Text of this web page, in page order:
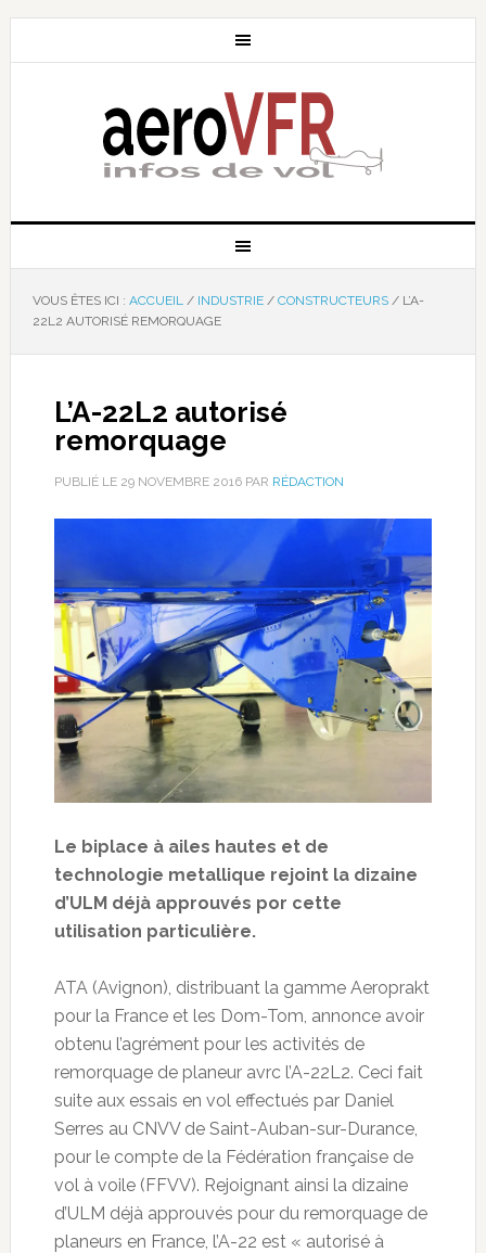
VOUS ÊTES ICI : ACCUEIL / INDUSTRIE / CONSTRUCTEURS /L’A-
22L2 AUTORISÉ REMORQUAGE
L’A-22L2 autorisé
remorquage
PUBLIÉ LE 29 NOVEMBRE 2016PAR RÉDACTION
Le biplace à ailes hautes et de
technologie metallique rejoint la dizaine
d’ULM déjà approuvés por cette
utilisation particulière.
ATA (Avignon), distribuant la gamme Aeroprakt
pour la France et les Dom-Tom, annonce avoir
obtenu l’agrément pour les activités de
remorquage de planeur avrc l’A-22L2. Ceci fait
suite aux essais en vol effectués par Daniel
Serres au CNVV de Saint-Auban-sur-Durance,
pour le compte de la Fédération française de
vol à voile (FFVV). Rejoignant ainsi la dizaine
d’ULM déjà approuvés pour du remorquage de
planeurs en France, l’A-22 est « autorisé à